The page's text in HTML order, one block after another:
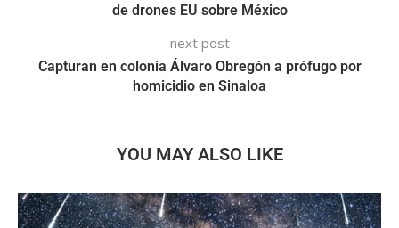
de drones EU sobre México
next post
Capturan en colonia Álvaro Obregón a prófugo por
homicidio en Sinaloa
YOU MAY ALSO LIKE